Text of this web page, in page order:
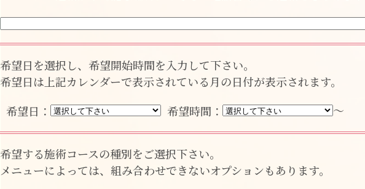
希望日を選択し、希望開始時間を入力して下さい。
希望日は上記カレンダーで表示されている月の日付が表示されます。
希望日：
希望時間： ～
希望する施術コースの種別をご選択下さい。
メニューによっては、組み合わせできないオプションもあります。